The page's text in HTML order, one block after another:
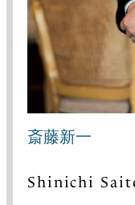
斎藤新一
Shinichi